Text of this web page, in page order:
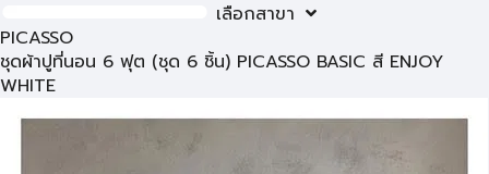
เลือกสาขา
PICASSO
ชุดผ้าปูที่นอน 6 ฟุต (ชุด 6 ชิ้น) PICASSO BASIC สี ENJOY
WHITE